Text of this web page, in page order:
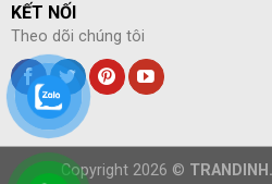
KẾT NỐI
Theo dõi chúng tôi
Copyright 2026 ©